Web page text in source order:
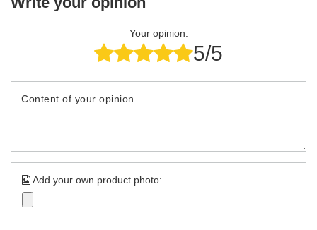
Your opinion:
5/5
Content of your opinion
Add your own product photo: